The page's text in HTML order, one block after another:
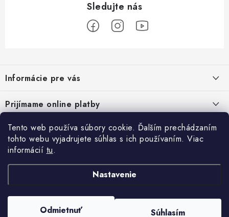
Tento web používa súbory cookie. Ďalším prechádzaním
tohto webu vyjadrujete súhlas s ich používaním. Viac
informácií tu.
Nastavenie
Odmietnuť Súhlasím
p
ä
t
Informácie pre vás
Reklamačný poriadok - formulár
Kontakt
Prijímame online platby
Prihlásenie
E-mail
Heslo
Facebook
Posledné hodnotenie produktov
Copyright 2026ATV pneumatiky . Všetky práva vyhradené.